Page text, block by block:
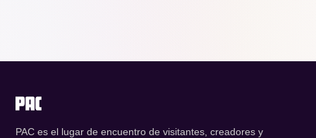
PAC es el lugar de encuentro de visitantes, creadores y